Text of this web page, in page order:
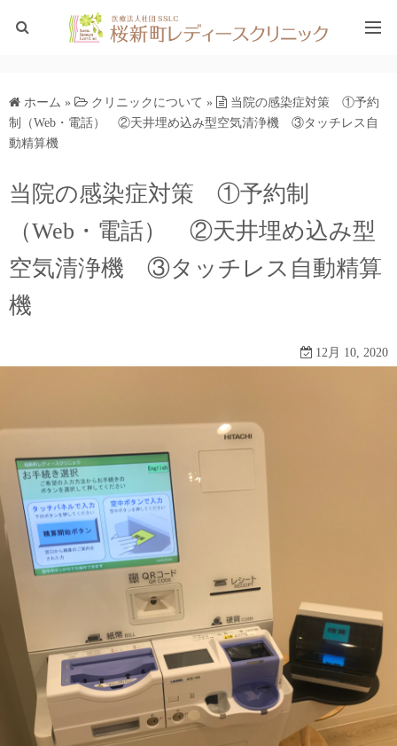
ブログTOP
ホーム » クリニックについて »
当院の感染症対策 ①予約
制（Web・電話） ②天井埋め込み型空気清浄機 ③タッチレス自
動精算機
当院の感染症対策 ①予約制
（Web・電話） ②天井埋め込み型
空気清浄機 ③タッチレス自動精算
機
12月 10, 2020